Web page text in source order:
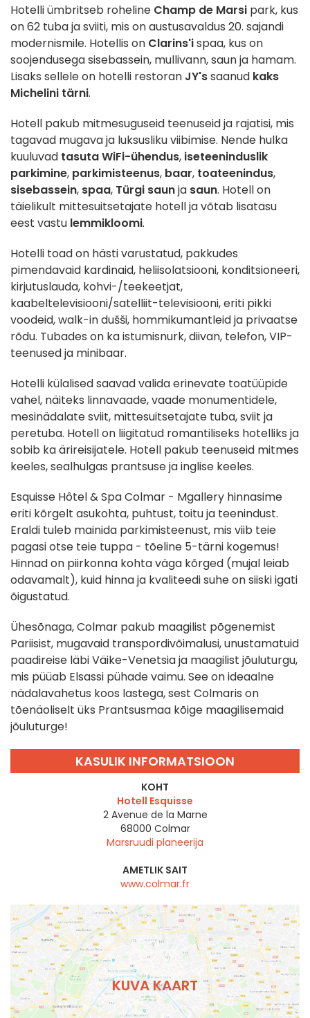
Hotelli ümbritseb roheline Champ de Marsi park, kus
on 62 tuba ja sviiti, mis on austusavaldus 20. sajandi
modernismile. Hotellis on Clarins'ispaa, kus on
soojendusega sisebassein, mullivann, saun ja hamam.
Lisaks sellele on hotelli restoran JY'ssaanud kaks
Michelini tärni.
Hotell pakub mitmesuguseid teenuseid ja rajatisi, mis
tagavad mugava ja luksusliku viibimise. Nende hulka
kuuluvad tasuta WiFi-ühendus, iseteeninduslik
parkimine, parkimisteenus, baar, toateenindus,
sisebassein, spaa, Türgi saunja saun. Hotell on
täielikult mittesuitsetajate hotell ja võtab lisatasu
eest vastu lemmikloomi.
Hotelli toad on hästi varustatud, pakkudes
pimendavaid kardinaid, heliisolatsiooni, konditsioneeri,
kirjutuslauda, kohvi-/teekeetjat,
kaabeltelevisiooni/satelliit-televisiooni, eriti pikki
voodeid, walk-in dušši, hommikumantleid ja privaatse
rõdu. Tubades on ka istumisnurk, diivan, telefon, VIP-
teenused ja minibaar.
Hotelli külalised saavad valida erinevate toatüüpide
vahel, näiteks linnavaade, vaade monumentidele,
mesinädalate sviit, mittesuitsetajate tuba, sviit ja
peretuba. Hotell on liigitatud romantiliseks hotelliks ja
sobib ka ärireisijatele. Hotell pakub teenuseid mitmes
keeles, sealhulgas prantsuse ja inglise keeles.
Esquisse Hôtel & Spa Colmar - Mgallery hinnasime
eriti kõrgelt asukohta, puhtust, toitu ja teenindust.
Eraldi tuleb mainida parkimisteenust, mis viib teie
pagasi otse teie tuppa - tõeline 5-tärni kogemus!
Hinnad on piirkonna kohta väga kõrged (mujal leiab
odavamalt), kuid hinna ja kvaliteedi suhe on siiski igati
õigustatud.
Ühesõnaga, Colmar pakub maagilist põgenemist
Pariisist, mugavaid transpordivõimalusi, unustamatuid
paadireise läbi Väike-Venetsia ja maagilist jõuluturgu,
mis püüab Elsassi pühade vaimu. See on ideaalne
nädalavahetus koos lastega, sest Colmaris on
tõenäoliselt üks Prantsusmaa kõige maagilisemaid
jõuluturge!
KASULIK INFORMATSIOON
KOHT
Hotell Esquisse
2 Avenue de la Marne
68000 Colmar
Marsruudi planeerija
AMETLIK SAIT
www.colmar.fr
KUVA KAART